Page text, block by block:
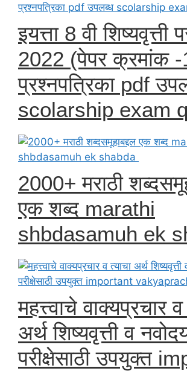
इयत्ता 8 वी शिष्यवृत्ती
2022 (पेपर क्रमांक -
प्रश्नपत्रिका pdf
scolarship exam
2000+ मराठी
एक शब्द marathi
shbdasamuh ek
महत्त्वाचे वाक्यप्रचार व
अर्थ शिष्यवृत्ती व
परीक्षेसाठी उपयुक्त